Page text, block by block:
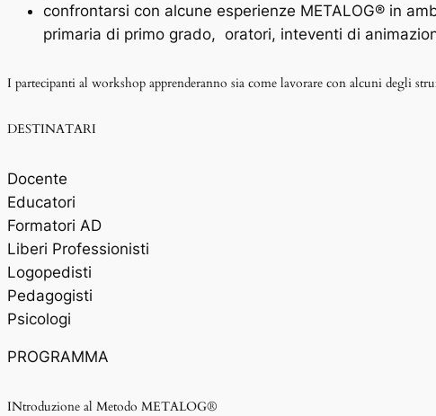
confrontarsi con alcune esperienze METALOG® in
primaria di primo grado, oratori, inteventi di
I partecipanti al workshop apprenderanno sia come lavorare con alcuni degli
DESTINATARI
Docente
Educatori
Formatori AD
Liberi Professionisti
Logopedisti
Pedagogisti
Psicologi
PROGRAMMA
INtroduzione al Metodo METALOG®